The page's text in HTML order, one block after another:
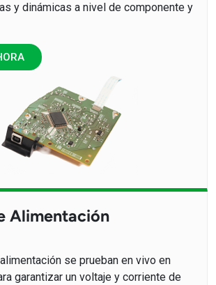
y dinámicas a nivel de componente y
Alimentación
se prueban en vivo en
garantizar un voltaje y corriente de